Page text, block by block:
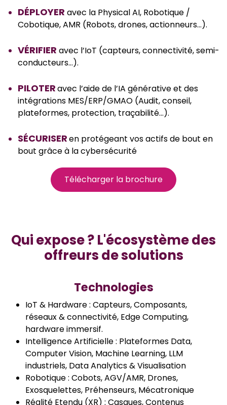
DÉPLOYER avec la Physical AI, Robotique /
Cobotique, AMR (Robots, drones, actionneurs…).
VÉRIFIER avec l’IoT (capteurs, connectivité, semi-
conducteurs…).
PILOTERavec l’aide de l’IA générative et des
intégrations MES/ERP/GMAO (Audit, conseil,
plateformes, protection, traçabilité…).
SÉCURISERen protégeant vos actifs de bout en
bout grâce à la cybersécurité
Télécharger la brochure
Qui expose ? L'écosystème des
offreurs de solutions
Technologies
IoT & Hardware : Capteurs, Composants,
réseaux & connectivité, Edge Computing,
hardware immersif.
Intelligence Artificielle : Plateformes Data,
Computer Vision, Machine Learning, LLM
industriels, Data Analytics & Visualisation
Robotique : Cobots, AGV/AMR, Drones,
Exosquelettes, Préhenseurs, Mécatronique
Réalité Etendu (XR) : Casques, Contenus